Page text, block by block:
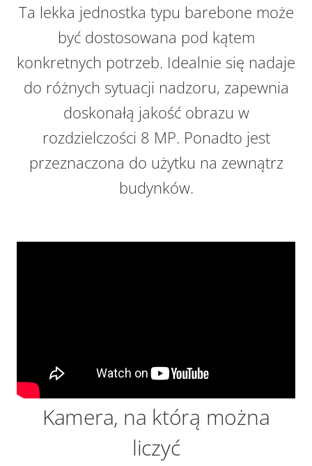
Ta lekka jednostka typu barebone może
być dostosowana pod kątem
konkretnych potrzeb. Idealnie się nadaje
do różnych sytuacji nadzoru, zapewnia
doskonałą jakość obrazu w
rozdzielczości 8 MP. Ponadto jest
przeznaczona do użytku na zewnątrz
budynków.
Kamera, na którą można
liczyć